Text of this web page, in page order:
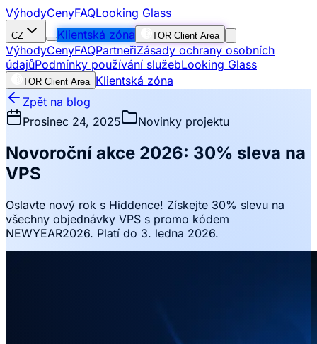
VýhodyCenyFAQLooking Glass
CZ Klientská zóna TOR Client Area
VýhodyCenyFAQPartneřiZásady ochrany osobních
údajůPodmínky používání služebLooking Glass
TOR Client Area Klientská zóna
Zpět na blog
Prosinec 24, 2025
Novinky projektu
Novoroční akce 2026: 30% sleva na
VPS
Oslavte nový rok s Hiddence! Získejte 30% slevu na
všechny objednávky VPS s promo kódem
NEWYEAR2026. Platí do 3. ledna 2026.